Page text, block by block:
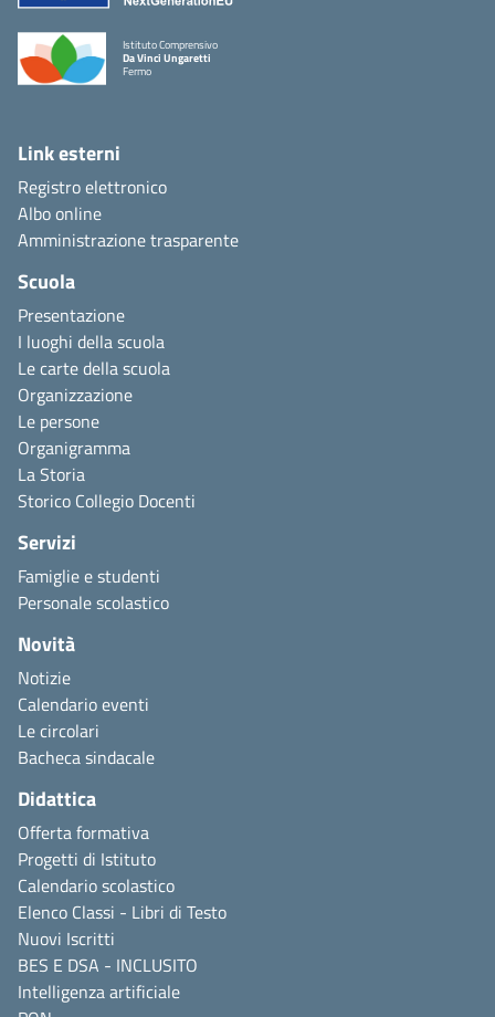
Istituto Comprensivo
Da Vinci Ungaretti
Fermo
Link esterni
Registro elettronico
Albo online
Amministrazione trasparente
Scuola
Presentazione
I luoghi della scuola
Le carte della scuola
Organizzazione
Le persone
Organigramma
La Storia
Storico Collegio Docenti
Servizi
Famiglie e studenti
Personale scolastico
Novità
Notizie
Calendario eventi
Le circolari
Bacheca sindacale
Didattica
Offerta formativa
Progetti di Istituto
Calendario scolastico
Elenco Classi - Libri di Testo
Nuovi Iscritti
BES E DSA - INCLUSITO
Intelligenza artificiale